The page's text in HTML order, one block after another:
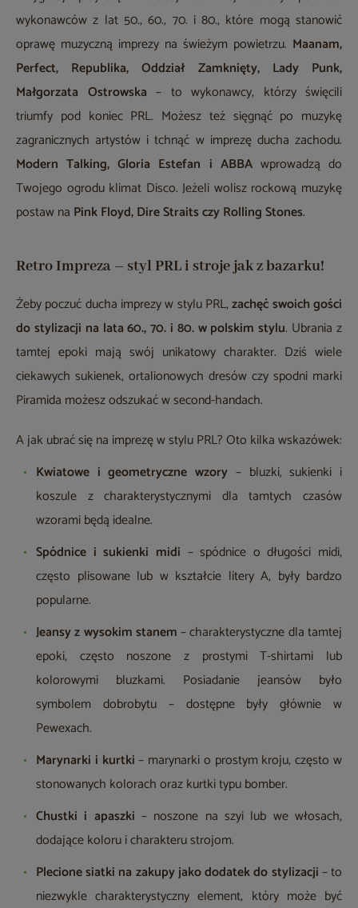
wykonawców z lat 50., 60., 70. i 80., które mogą stanowić
oprawę muzyczną imprezy na świeżym powietrzu. Maanam,
Perfect, Republika, Oddział Zamknięty, Lady Punk,
Małgorzata Ostrowska – to wykonawcy, którzy święcili
triumfy pod koniec PRL. Możesz też sięgnąć po muzykę
zagranicznych artystów i tchnąć w imprezę ducha zachodu.
Modern Talking, Gloria Estefan i ABBAwprowadzą do
Twojego ogrodu klimat Disco. Jeżeli wolisz rockową muzykę
postaw na Pink Floyd, Dire Straits czy Rolling Stones.
Retro Impreza – styl PRL i stroje jak z bazarku!
Żeby poczuć ducha imprezy w stylu PRL,zachęć swoich gości
do stylizacji na lata 60., 70. i 80. w polskim stylu. Ubrania z
tamtej epoki mają swój unikatowy charakter. Dziś wiele
ciekawych sukienek, ortalionowych dresów czy spodni marki
Piramida możesz odszukać w second-handach.
A jak ubrać się na imprezę w stylu PRL? Oto kilka wskazówek:
Kwiatowe i geometryczne wzory – bluzki, sukienki i
koszule z charakterystycznymi dla tamtych czasów
wzorami będą idealne.
Spódnice i sukienki midi – spódnice o długości midi,
często plisowane lub w kształcie litery A, były bardzo
popularne.
Jeansy z wysokim stanem– charakterystyczne dla tamtej
epoki, często noszone z prostymi T-shirtami lub
kolorowymi bluzkami. Posiadanie jeansów było
symbolem dobrobytu – dostępne były głównie w
Pewexach.
Marynarki i kurtki– marynarki o prostym kroju, często w
stonowanych kolorach oraz kurtki typu bomber.
Chustki i apaszki – noszone na szyi lub we włosach,
dodające koloru i charakteru strojom.
Plecione siatki na zakupy jako dodatek do stylizacji– to
niezwykle charakterystyczny element, który może być